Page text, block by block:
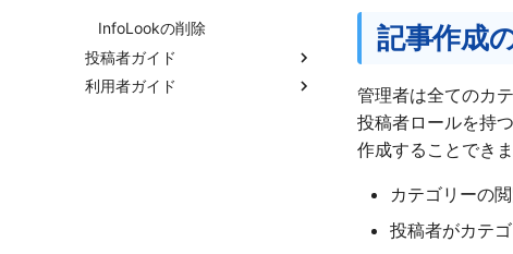
InfoLookの削除
投稿者ガイド
記事の管理
利用者ガイド
記事作成
管理者は全てのカ
投稿者ロールを持
作成することできま
カテゴリーの
投稿者がカテ